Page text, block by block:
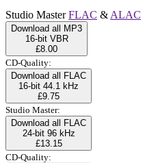
Studio MasterFLAC & ALAC
Download all MP3
16-bit VBR
£8.00
CD-Quality:
Download all FLAC
16-bit 44.1 kHz
£9.75
Studio Master:
Download all FLAC
24-bit 96 kHz
£13.15
CD-Quality: